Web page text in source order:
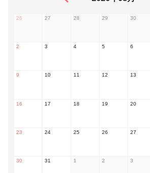
26 27 28 29 30
2 3 4 5 6
9 10 11 12 13
16 17 18 19 20
23 24 25 26 27
30 31 1 2 3